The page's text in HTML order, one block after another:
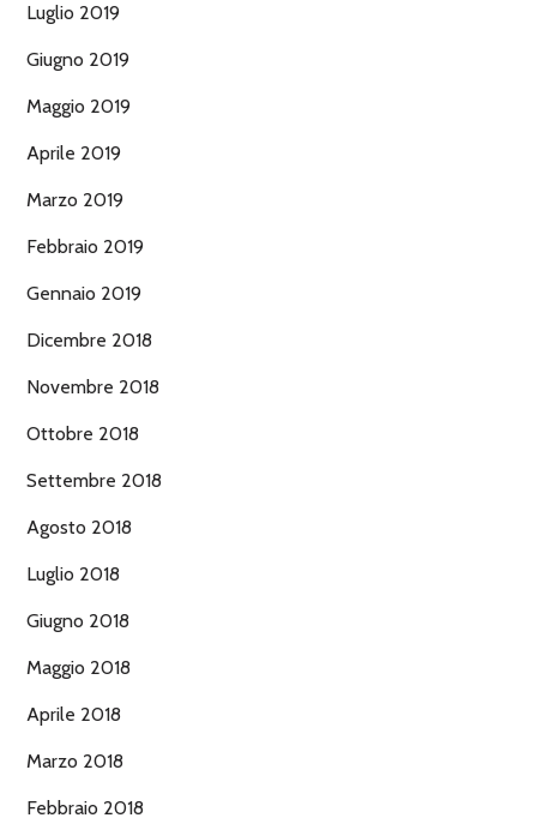
Luglio 2019
Giugno 2019
Maggio 2019
Aprile 2019
Marzo 2019
Febbraio 2019
Gennaio 2019
Dicembre 2018
Novembre 2018
Ottobre 2018
Settembre 2018
Agosto 2018
Luglio 2018
Giugno 2018
Maggio 2018
Aprile 2018
Marzo 2018
Febbraio 2018